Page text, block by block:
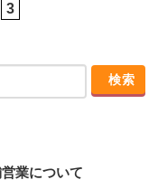
3
業について